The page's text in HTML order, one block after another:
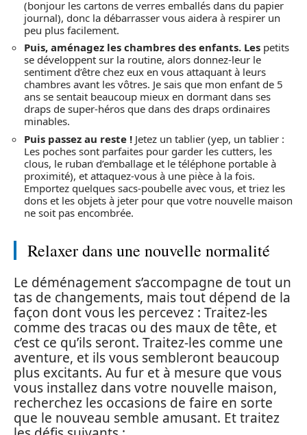
(bonjour les cartons de verres emballés dans du papier
journal), donc la débarrasser vous aidera à respirer un
peu plus facilement.
Puis, aménagez les chambres des enfants. Les petits
se développent sur la routine, alors donnez-leur le
sentiment d’être chez eux en vous attaquant à leurs
chambres avant les vôtres. Je sais que mon enfant de 5
ans se sentait beaucoup mieux en dormant dans ses
draps de super-héros que dans des draps ordinaires
minables.
Puis passez au reste ! Jetez un tablier (yep, un tablier :
Les poches sont parfaites pour garder les cutters, les
clous, le ruban d’emballage et le téléphone portable à
proximité), et attaquez-vous à une pièce à la fois.
Emportez quelques sacs-poubelle avec vous, et triez les
dons et les objets à jeter pour que votre nouvelle maison
ne soit pas encombrée.
Relaxer dans une nouvelle normalité
Le déménagement s’accompagne de tout un
tas de changements, mais tout dépend de la
façon dont vous les percevez : Traitez-les
comme des tracas ou des maux de tête, et
c’est ce qu’ils seront. Traitez-les comme une
aventure, et ils vous sembleront beaucoup
plus excitants. Au fur et à mesure que vous
vous installez dans votre nouvelle maison,
recherchez les occasions de faire en sorte
que le nouveau semble amusant. Et traitez